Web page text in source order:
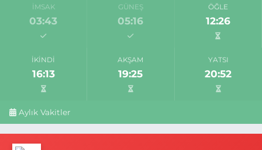
İMSAK
03:43
GÜNEŞ
05:16
ÖĞLE
12:26
İKINDI
16:13
AKŞAM
19:25
YATSI
20:52
Aylık Vakitler